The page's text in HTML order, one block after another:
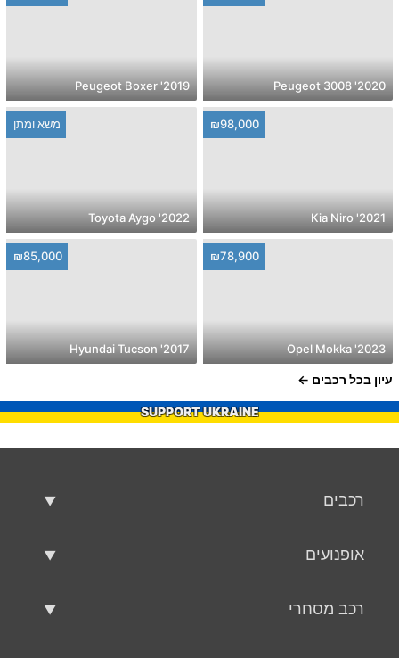
2020' Peugeot 3008
2019' Peugeot Boxer
₪98,000
2021' Kia Niro
משא ומתן
2022' Toyota Aygo
₪78,900
2023' Opel Mokka
₪85,000
2017' Hyundai Tucson
עיון בכל רכבים
SUPPORT UKRAINE
רכבים
אופנועים
רכב מסחרי